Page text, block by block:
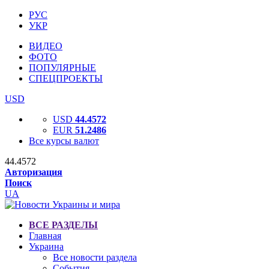
РУС
УКР
ВИДЕО
ФОТО
ПОПУЛЯРНЫЕ
СПЕЦПРОЕКТЫ
USD
USD 44.4572
EUR 51.2486
Все курсы валют
44.4572
Авторизация
Поиск
UA
ВСЕ РАЗДЕЛЫ
Главная
Украина
Все новости раздела